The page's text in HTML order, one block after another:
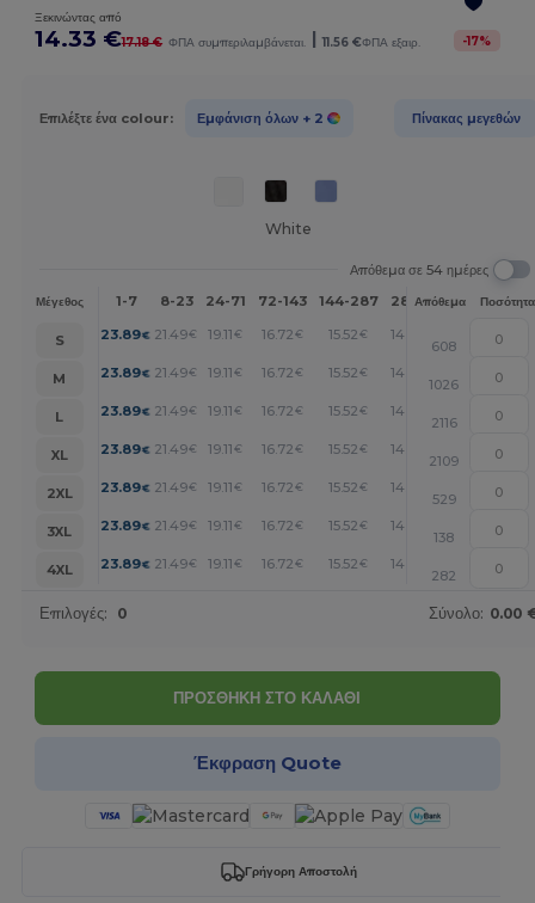
Ξεκινώντας από
14.33 €17.18 € ΦΠΑ συμπεριλαμβάνεται. | 11.56 €ΦΠΑ εξαιρ. -17%
Επιλέξτε ένα colour: Εμφάνιση όλων + 2 Πίνακας μεγεθών
White
Απόθεμα σε 54 ημέρες
Μέγεθος 1-7 8-23 24-71 72-143 144-287 288 + Περισσότερα
Απόθεμα Ποσότητα
S 23.89€ 21.49€ 19.11 € 16.72€ 15.52 € 14.33
608
M
23.89€ 21.49€ 19.11 € 16.72€ 15.52 € 14.33
1026
L
23.89€ 21.49€ 19.11 € 16.72€ 15.52 € 14.33
2116
XL
23.89€ 21.49€ 19.11 € 16.72€ 15.52 € 14.33
2109
2XL
23.89€ 21.49€ 19.11 € 16.72€ 15.52 € 14.33
529
3XL
23.89€ 21.49€ 19.11 € 16.72€ 15.52 € 14.33
138
4XL
23.89€ 21.49€ 19.11 € 16.72€ 15.52 € 14.33
282
Επιλογές: 0 Σύνολο: 0.00
ΠΡΟΣΘΗΚΗ ΣΤΟ ΚΑΛΑΘΙ
Έκφραση Quote
Γρήγορη Αποστολή